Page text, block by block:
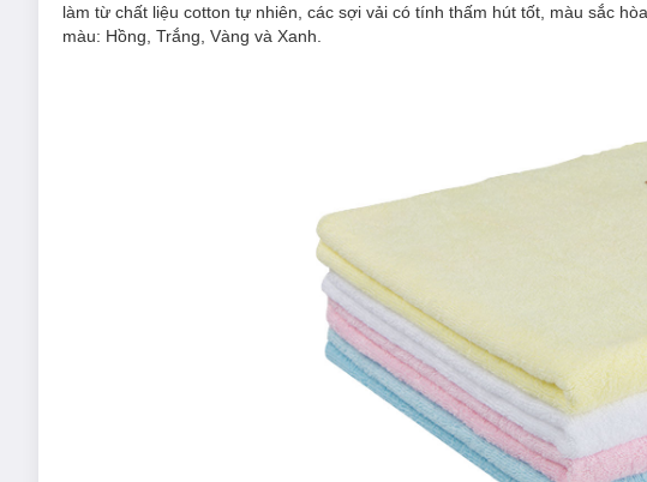
làm từ chất liệu cotton tự nhiên, các sợi vải có tính thấm hút tốt, màu sắc
màu: Hồng, Trắng, Vàng và Xanh.